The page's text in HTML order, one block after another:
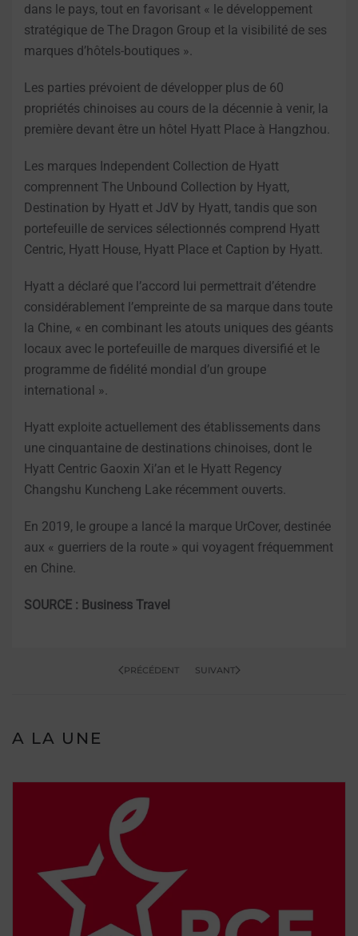
dans le pays, tout en favorisant « le développement
stratégique de The Dragon Group et la visibilité de ses
marques d’hôtels-boutiques ».
Les parties prévoient de développer plus de 60
propriétés chinoises au cours de la décennie à venir, la
première devant être un hôtel Hyatt Place à Hangzhou.
Les marques Independent Collection de Hyatt
comprennent The Unbound Collection by Hyatt,
Destination by Hyatt et JdV by Hyatt, tandis que son
portefeuille de services sélectionnés comprend Hyatt
Centric, Hyatt House, Hyatt Place et Caption by Hyatt.
Hyatt a déclaré que l’accord lui permettrait d’étendre
considérablement l’empreinte de sa marque dans toute
la Chine, « en combinant les atouts uniques des géants
locaux avec le portefeuille de marques diversifié et le
programme de fidélité mondial d’un groupe
international ».
Hyatt exploite actuellement des établissements dans
une cinquantaine de destinations chinoises, dont le
Hyatt Centric Gaoxin Xi’an et le Hyatt Regency
Changshu Kuncheng Lake récemment ouverts.
En 2019, le groupe a lancé la marque UrCover, destinée
aux « guerriers de la route » qui voyagent fréquemment
en Chine.
SOURCE : Business Travel
PRÉCÉDENT SUIVANT
A LA UNE